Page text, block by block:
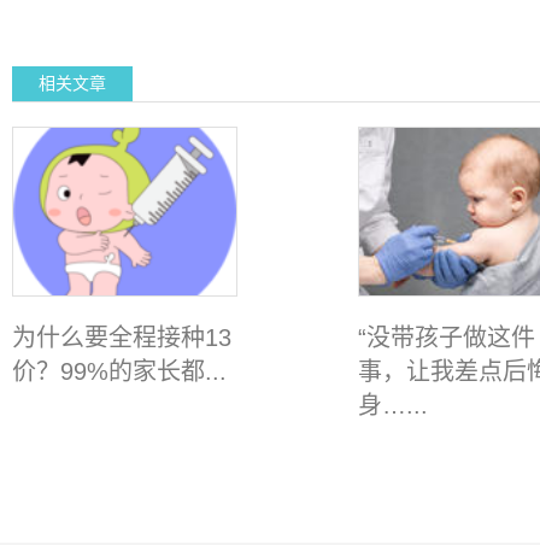
相关文章
为什么要全程接种13
价？99%的家长都...
“没带孩子做这件
事，让我差点后
身…...